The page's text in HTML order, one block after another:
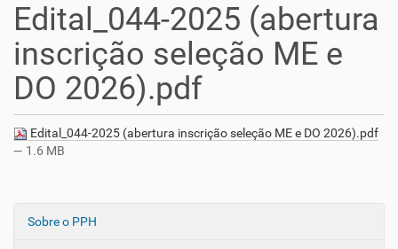
N
Sobre o PPH
Edital_044-2025 (abertura
inscrição seleção ME e
DO 2026).pdf
Edital_044-2025 (abertura inscrição seleção ME e DO 2026).pdf
— 1.6 MB